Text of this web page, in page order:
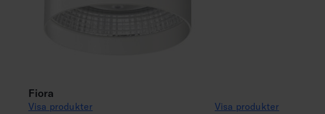
Fiora
Visa produkter Visa produkter